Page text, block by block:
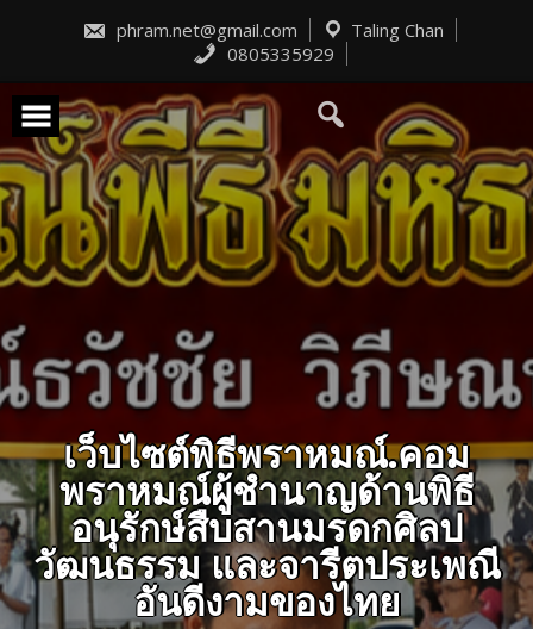
phram.net@gmail.com
Taling Chan
0805335929
เว็บไซต์พิธีพราหมณ์.คอม
พราหมณ์ผู้ชำนาญด้านพิธี
อนุรักษ์สืบสานมรดกศิลป
วัฒนธรรม และจารีตประเพณี
อันดีงามของไทย